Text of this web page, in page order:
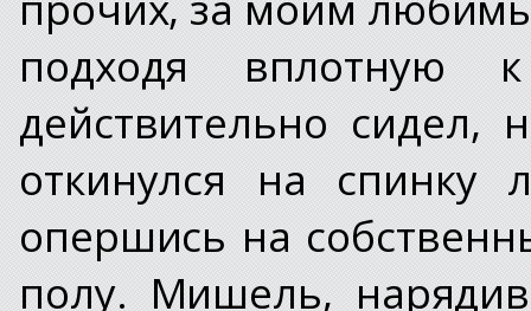
подходя
действительно
откинулся на спинку
опершись на
полу. Мишель,